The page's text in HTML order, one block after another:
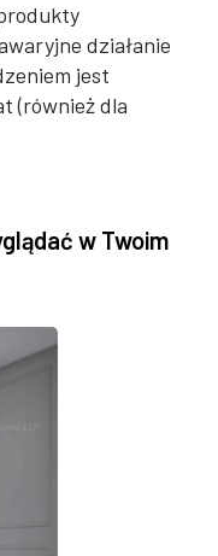
działanie
jest
(również dla
w Twoim